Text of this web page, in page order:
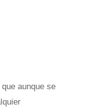
aunque se